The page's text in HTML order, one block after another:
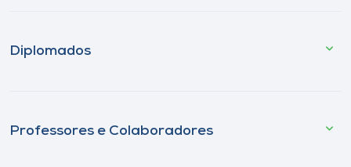
Diplomados
Professores e Colaboradores